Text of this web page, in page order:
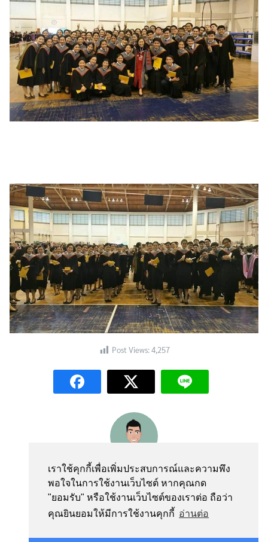
เราใช้คุกกี้เพื่อเพิ่มประสบการณ์และความพึง
พอใจในการใช้งานเว็บไซต์ หากคุณกด
"ยอมรับ" หรือใช้งานเว็บไซต์ของเราต่อ ถือว่า
คุณยินยอมให้มีการใช้งานคุกกี้ อ่านต่อ
Post Views:4,257
webmaster
Contact us